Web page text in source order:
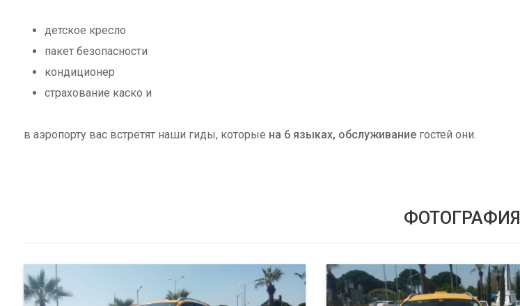
детское кресло
пакет безопасности
кондиционер
страхование каско и
в аэропорту вас встретят наши гиды, которые на 6 языках, обслуживание гостей они.
ФОТОГРАФИЯ